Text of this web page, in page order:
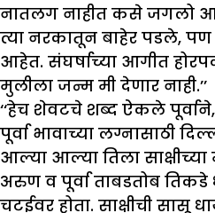
नातलग नाहीत कसे जगलो
त्या नरकातून बाहेर पडले,
आहेत. संघर्षाच्या आगीत
मुलीला जन्म मी देणार नाही.’’
‘‘हेच शेवटचे शब्द ऐकले पूर्वाने,
पूर्वा भावाच्या लग्नासाठी
आल्या आल्या तिला
अरुण व पूर्वा ताबडतोब तिकडे
चटईवर होता. साक्षीची सासू